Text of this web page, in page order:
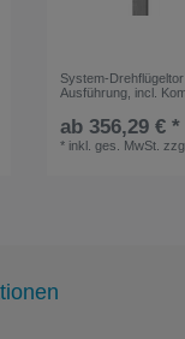
System-
Ausführung, incl.
ab 356,29 € *
* inkl. ges. MwSt.